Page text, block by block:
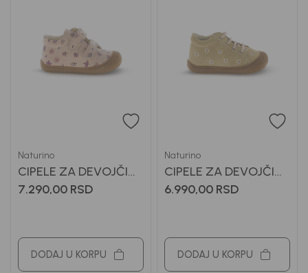
Naturino
CIPELE ZA DEVOJČICE
NATURINO
7.290,00 RSD
DODAJ U KORPU
Naturino
CIPELE ZA DEVOJČICE
NATURINO
6.990,00 RSD
DODAJ U KORPU